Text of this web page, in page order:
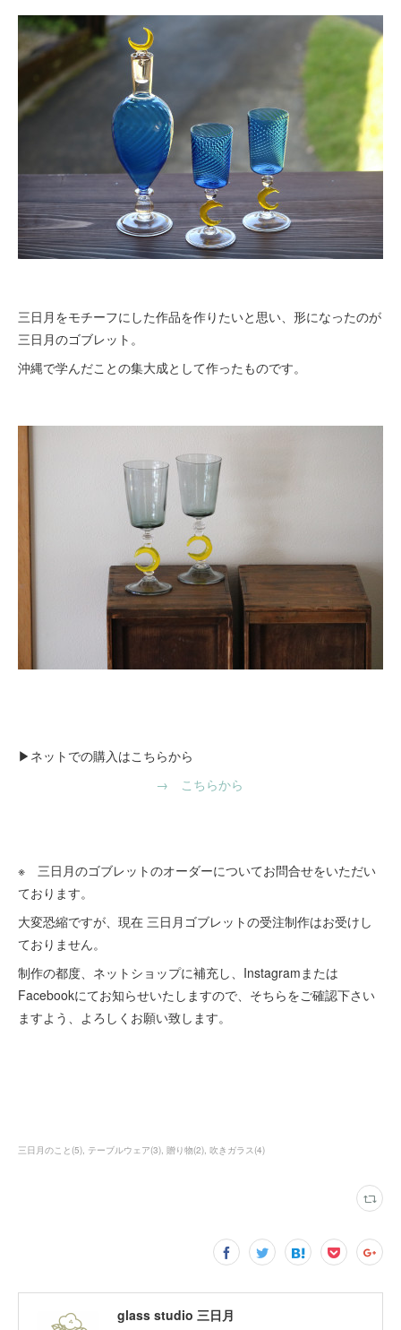
三日月をモチーフにした作品を作りたいと思い、形になったのが
三日月のゴブレット。
沖縄で学んだことの集大成として作ったものです。
▶ネットでの購入はこちらから
→ こちらから
※ 三日月のゴブレットのオーダーについてお問合せをいただい
ております。
大変恐縮ですが、現在 三日月ゴブレットの受注制作はお受けし
ておりません。
制作の都度、ネットショップに補充し、Instagramまたは
Facebookにてお知らせいたしますので、そちらをご確認下さい
ますよう、よろしくお願い致します。
三日月のこと (5) テーブルウェア(3) 贈り物(2) 吹きガラス(4)
glass studio 三日月